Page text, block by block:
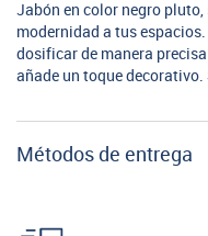
Jabón en color negro
modernidad a tus
dosificar de manera
añade un toque
Métodos de entrega